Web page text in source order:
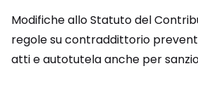
Modifiche allo Statuto del
regole su contraddittorio
atti e autotutela anche per